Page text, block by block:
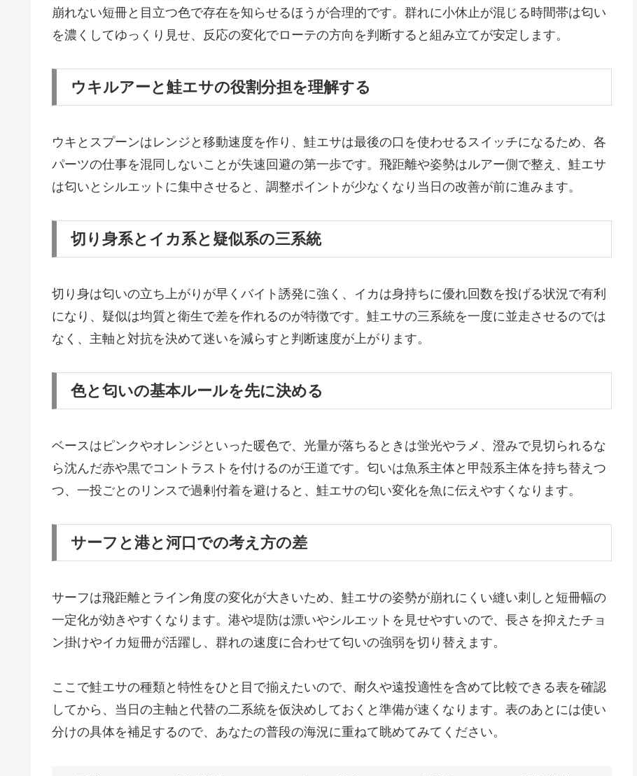
崩れない短冊と目立つ色で存在を知らせるほうが合理的です。群れに小休止が混じる時間帯は匂い
を濃くしてゆっくり見せ、反応の変化でローテの方向を判断すると組み立てが安定します。
ウキルアーと鮭エサの役割分担を理解する
ウキとスプーンはレンジと移動速度を作り、鮭エサは最後の口を使わせるスイッチになるため、各
パーツの仕事を混同しないことが失速回避の第一歩です。飛距離や姿勢はルアー側で整え、鮭エサ
は匂いとシルエットに集中させると、調整ポイントが少なくなり当日の改善が前に進みます。
切り身系とイカ系と疑似系の三系統
切り身は匂いの立ち上がりが早くバイト誘発に強く、イカは身持ちに優れ回数を投げる状況で有利
になり、疑似は均質と衛生で差を作れるのが特徴です。鮭エサの三系統を一度に並走させるのでは
なく、主軸と対抗を決めて迷いを減らすと判断速度が上がります。
色と匂いの基本ルールを先に決める
ベースはピンクやオレンジといった暖色で、光量が落ちるときは蛍光やラメ、澄みで見切られるな
ら沈んだ赤や黒でコントラストを付けるのが王道です。匂いは魚系主体と甲殻系主体を持ち替えつ
つ、一投ごとのリンスで過剰付着を避けると、鮭エサの匂い変化を魚に伝えやすくなります。
サーフと港と河口での考え方の差
サーフは飛距離とライン角度の変化が大きいため、鮭エサの姿勢が崩れにくい縫い刺しと短冊幅の
一定化が効きやすくなります。港や堤防は漂いやシルエットを見せやすいので、長さを抑えたチョ
ン掛けやイカ短冊が活躍し、群れの速度に合わせて匂いの強弱を切り替えます。
ここで鮭エサの種類と特性をひと目で揃えたいので、耐久や遠投適性を含めて比較できる表を確認
してから、当日の主軸と代替の二系統を仮決めしておくと準備が速くなります。表のあとには使い
分けの具体を補足するので、あなたの普段の海況に重ねて眺めてみてください。